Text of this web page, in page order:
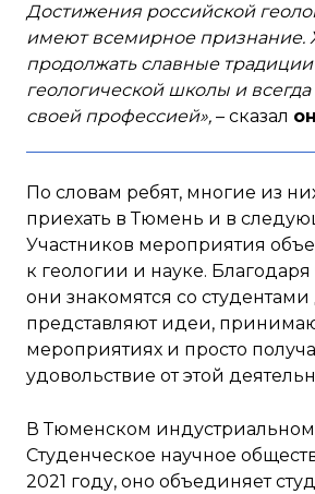
Достижения российской
имеют всемирное
продолжать славные
геологической школы и всегда
своей профессией», – сказал
По словам ребят, многие из
приехать в Тюмень и в
Участников мероприятия
к геологии и науке.
они знакомятся со студентами
представляют идеи,
мероприятиях и просто
удовольствие от этой
В Тюменском индустриальном
Студенческое научное
2021 году, оно объединяет